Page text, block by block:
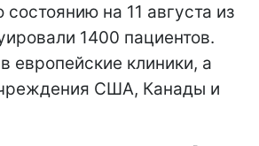
состоянию на 11 августа из
1400 пациентов.
европейские клиники, а
США, Канады и